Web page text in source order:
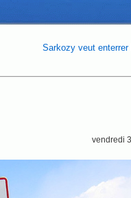
Sarkozy veut enterrer
vendredi